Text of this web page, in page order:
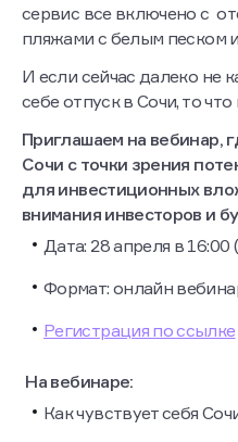
сервис все включено с
пляжами с белым песком
И если сейчас далеко не
себе отпуск в Сочи, то
Приглашаем на вебинар,
Сочи с точки зрения
для инвестиционных
внимания инвесторов и
Дата: 28 апреля в 16:00
Формат: онлайн
Регистрация по ссылке
На вебинаре:
Как чувствует себя